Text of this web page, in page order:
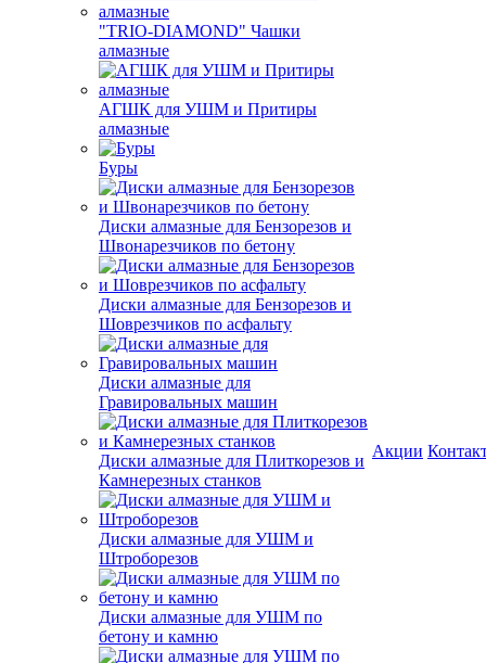
"TRIO-DIAMOND" Чашки
алмазные
АГШК для УШМ и Притиры
алмазные
Буры
Диски алмазные для Бензорезов и
Швонарезчиков по бетону
Диски алмазные для Бензорезов и
Шоврезчиков по асфальту
Диски алмазные для
Гравировальных машин
Диски алмазные для Плиткорезов и
Камнерезных станков
Диски алмазные для УШМ и
Штроборезов
Диски алмазные для УШМ по
бетону и камню
Акции